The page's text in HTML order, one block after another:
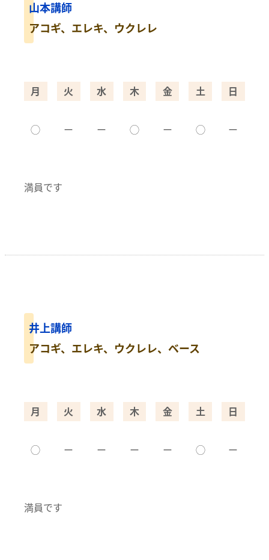
山本講師
アコギ、エレキ、ウクレレ
月
◯
火
ー
水
ー
木
◯
金
ー
土
◯
日
ー
満員です
井上講師
アコギ、エレキ、ウクレレ、ベース
月
◯
火
ー
水
ー
木
ー
金
ー
土
◯
日
ー
満員です